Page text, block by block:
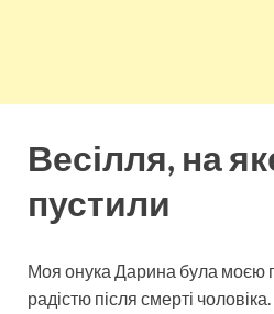
Весілля, на
пустили
Моя онука Дарина була
радістю після смерті